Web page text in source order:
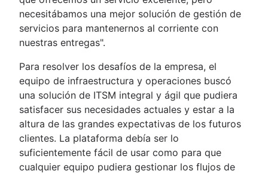
necesitábamos una mejor solución de gestión de
servicios para mantenernos al corriente con
nuestras entregas".
Para resolver los desafíos de la empresa, el
equipo de infraestructura y operaciones buscó
una solución de ITSM integral y ágil que pudiera
satisfacer sus necesidades actuales y estar a la
altura de las grandes expectativas de los futuros
clientes. La plataforma debía ser lo
suficientemente fácil de usar como para que
cualquier equipo pudiera gestionar los flujos de